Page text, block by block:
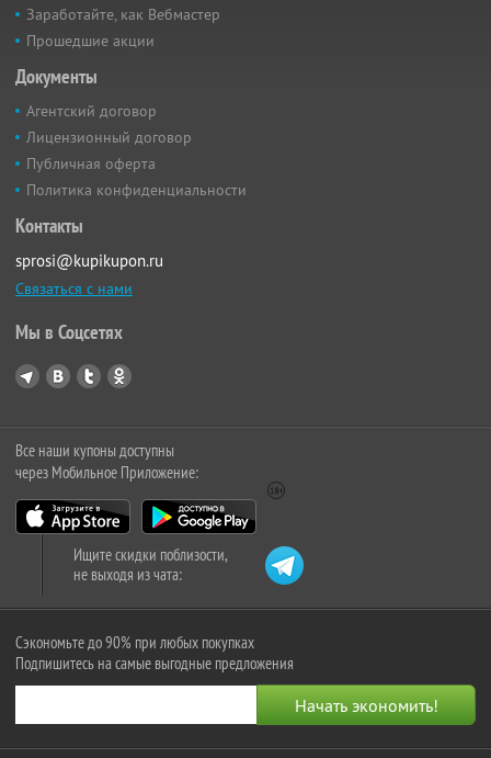
Заработайте, как Вебмастер
Прошедшие акции
Документы
Агентский договор
Лицензионный договор
Публичная оферта
Политика конфиденциальности
Контакты
sprosi@kupikupon.ru
Связаться с нами
Мы в Соцсетях
Все наши купоны доступны
через Мобильное Приложение:
Ищите скидки поблизости,
не выходя из чата:
Сэкономьте до 90% при любых покупках
Подпишитесь на самые выгодные предложения